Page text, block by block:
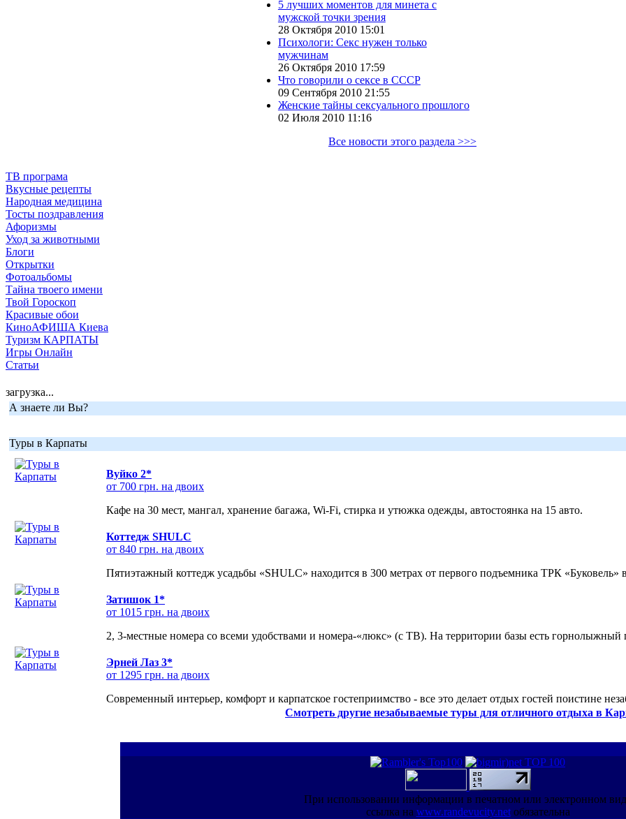
5 лучших моментов для минета с
мужской точки зрения
28 Октября 2010 15:01
Психологи: Секс нужен только
мужчинам
26 Октября 2010 17:59
Что говорили о сексе в СССР
09 Сентября 2010 21:55
Женские тайны сексуального прошлого
02 Июля 2010 11:16
Все новости этого раздела >>>
ТВ програма
Вкусные рецепты
Народная медицина
Тосты поздравления
Афоризмы
Уход за животными
Блоги
Открытки
Фотоальбомы
Тайна твоего имени
Твой Гороскоп
Красивые обои
КиноАФИША Киева
Туризм КАРПАТЫ
Игры Онлайн
Статьи
загрузка...
А знаете ли Вы?
Туры в Карпаты
Вуйко 2*
от 700 грн. на двоих
Кафе на 30 мест, мангал, хранение багажа, Wi-Fi, стирка и утюжка одежды, автостоянка на 15 авто.
Коттедж SHULC
от 840 грн. на двоих
Пятиэтажный коттедж усадьбы «SHULC» находится в 300 метрах от первого подъемника ТРК «Буковель»
Затишок 1*
от 1015 грн. на двоих
2, 3-местные номера со всеми удобствами и номера-«люкс» (с ТВ). На территории базы есть горнолыжный
Эрней Лаз 3*
от 1295 грн. на двоих
Современный интерьер, комфорт и карпатское гостеприимство - все это делает отдых гостей поистине
Смотреть другие незабываемые туры для отличного отдыха в
При использовании информации в печатном или электронном
ссылка на www.randevucity.netобязательна